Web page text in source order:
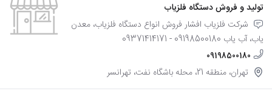
تولید و فروش دستگاه فلزیاب
شرکت فلزیاب افشار فروش انواع دستگاه فلزیاب، معدن
یاب، آب یاب 09198500180 - 09371414171
09198500180
تهران، منطقه 21، محله باشگاه نفت، تهرانسر